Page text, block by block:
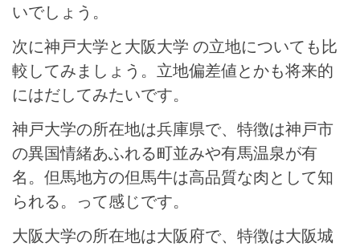
いでしょう。
次に神戸大学と大阪大学 の立地についても比
較してみましょう。立地偏差値とかも将来的
にはだしてみたいです。
神戸大学の所在地は兵庫県で、特徴は神戸市
の異国情緒あふれる町並みや有馬温泉が有
名。但馬地方の但馬牛は高品質な肉として知
られる。って感じです。
大阪大学の所在地は大阪府で、特徴は大阪城